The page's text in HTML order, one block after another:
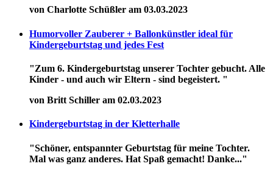
von Charlotte Schüßler am 03.03.2023
Humorvoller Zauberer + Ballonkünstler ideal für
Kindergeburtstag und jedes Fest
"Zum 6. Kindergeburtstag unserer Tochter gebucht. Alle
Kinder - und auch wir Eltern - sind begeistert. "
von Britt Schiller am 02.03.2023
Kindergeburtstag in der Kletterhalle
"Schöner, entspannter Geburtstag für meine Tochter.
Mal was ganz anderes. Hat Spaß gemacht! Danke..."